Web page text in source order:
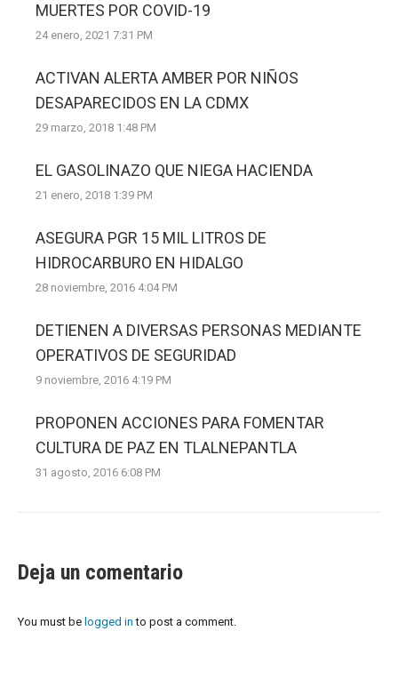
MUERTES POR COVID-19
24 enero, 2021 7:31 PM
ACTIVAN ALERTA AMBER POR NIÑOS
DESAPARECIDOS EN LA CDMX
29 marzo, 2018 1:48 PM
EL GASOLINAZO QUE NIEGA HACIENDA
21 enero, 2018 1:39 PM
ASEGURA PGR 15 MIL LITROS DE
HIDROCARBURO EN HIDALGO
28 noviembre, 2016 4:04 PM
DETIENEN A DIVERSAS PERSONAS MEDIANTE
OPERATIVOS DE SEGURIDAD
9 noviembre, 2016 4:19 PM
PROPONEN ACCIONES PARA FOMENTAR
CULTURA DE PAZ EN TLALNEPANTLA
31 agosto, 2016 6:08 PM
Deja un comentario
You must be logged in to post a comment.